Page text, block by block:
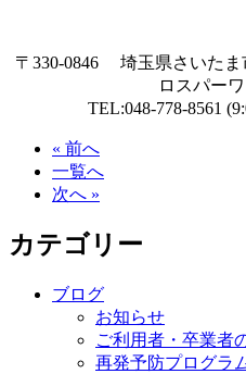
〒330-0846 埼玉県さいたま
ロスパー
TEL:048-778-8561
« 前へ
一覧へ
次へ »
カテゴリー
ブログ
お知らせ
ご利用者・卒業者
再発予防プログラ